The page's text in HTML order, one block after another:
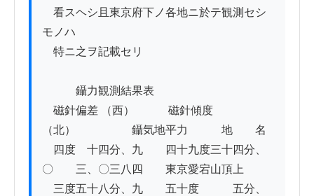
看スヘシ且東京府下ノ各地ニ於テ観測セシ
モノハ
特ニ之ヲ記載セリ
鑷力観測結果表
磁針偏差 （西）　　　磁針傾度
（北）　　　　　鑷気地平力　　　地　　名
四度　十四分、九　　四十九度三十四分、
〇　　三、〇三八四　　東京愛宕山頂上
三度五十八分、九　　五十度　　　五分、